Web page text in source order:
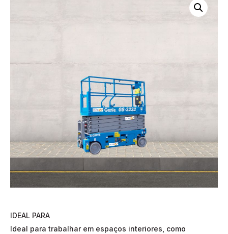
IDEAL PARA
Ideal para trabalhar em espaços interiores, como